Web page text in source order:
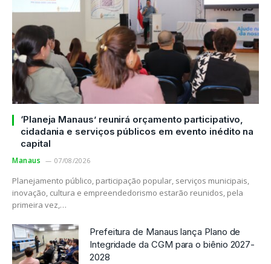
‘Planeja Manaus’ reunirá orçamento participativo,
cidadania e serviços públicos em evento inédito na
capital
Manaus 07/08/2026
Planejamento público, participação popular, serviços municipais,
inovação, cultura e empreendedorismo estarão reunidos, pela
primeira vez,…
Prefeitura de Manaus lança Plano de
Integridade da CGM para o biênio 2027-
2028